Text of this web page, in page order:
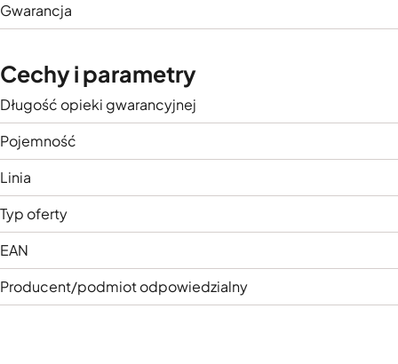
Gwarancja
Cechy i parametry
Długość opieki gwarancyjnej
Pojemność
Linia
Typ oferty
EAN
Producent/podmiot odpowiedzialny